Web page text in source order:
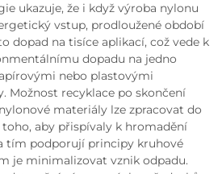
ukazuje, že i když výroba nylonu
vstup, prodloužené období
dopad na tisíce aplikací, což vede k
dopadu na jedno
nebo plastovými
Možnost recyklace po skončení
materiály lze zpracovat do
aby přispívaly k hromadění
tím podporují principy kruhové
je minimalizovat vznik odpadu.